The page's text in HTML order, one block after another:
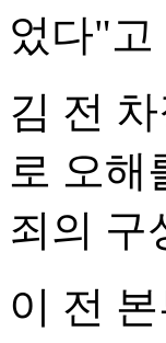
었다"고
김 전
로 오해
죄의 구
이 전